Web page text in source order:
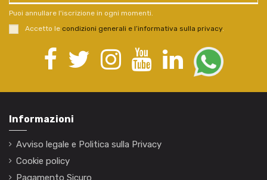
Puoi annullare l'iscrizione in ogni momenti.
Accetto le condizioni generali e l’informativa sulla privacy.
Informazioni
Avviso legale e Politica sulla Privacy
Cookie policy
Pagamento Sicuro